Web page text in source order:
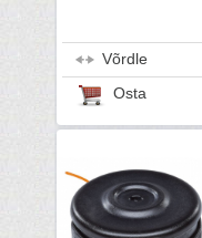
Võrdle
Osta